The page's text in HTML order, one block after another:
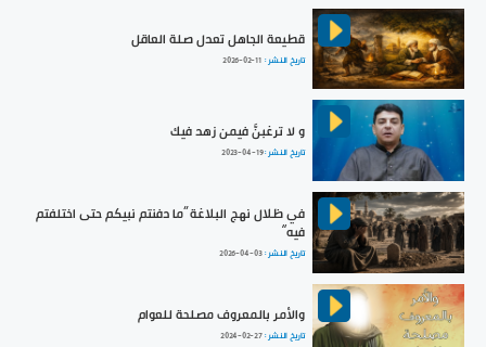
قطيعة الجاهل تعدل صلة العاقل
تاريخ النشر : 2026-02-11
و لا ترغبنَّ فيمن زهد فيك
تاريخ النشر :2023-04-19
في ظلال نهج البلاغة ”ما دفنتم نبيكم حتى اختلفتم
فيه“
تاريخ النشر :2026-04-03
والأمر بالمعروف مصلحة للعوام
تاريخ النشر :2024-02-27